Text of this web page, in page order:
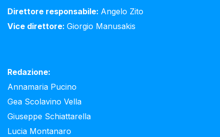
Direttore responsabile: Angelo Zito
Vice direttore: Giorgio Manusakis
Redazione:
Annamaria Pucino
Gea Scolavino Vella
Giuseppe Schiattarella
Lucia Montanaro